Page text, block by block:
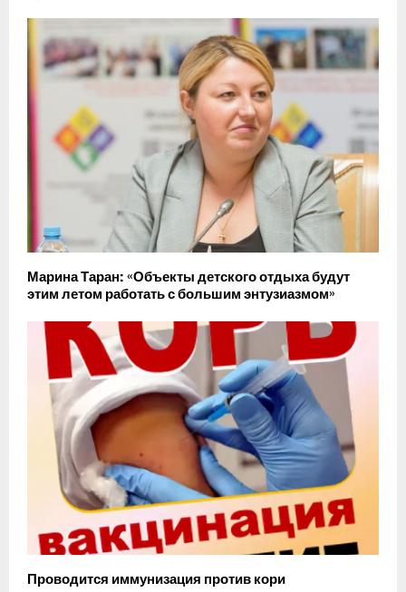
Марина Таран: «Объекты детского отдыха будут
этим летом работать с большим энтузиазмом»
Проводится иммунизация против кори